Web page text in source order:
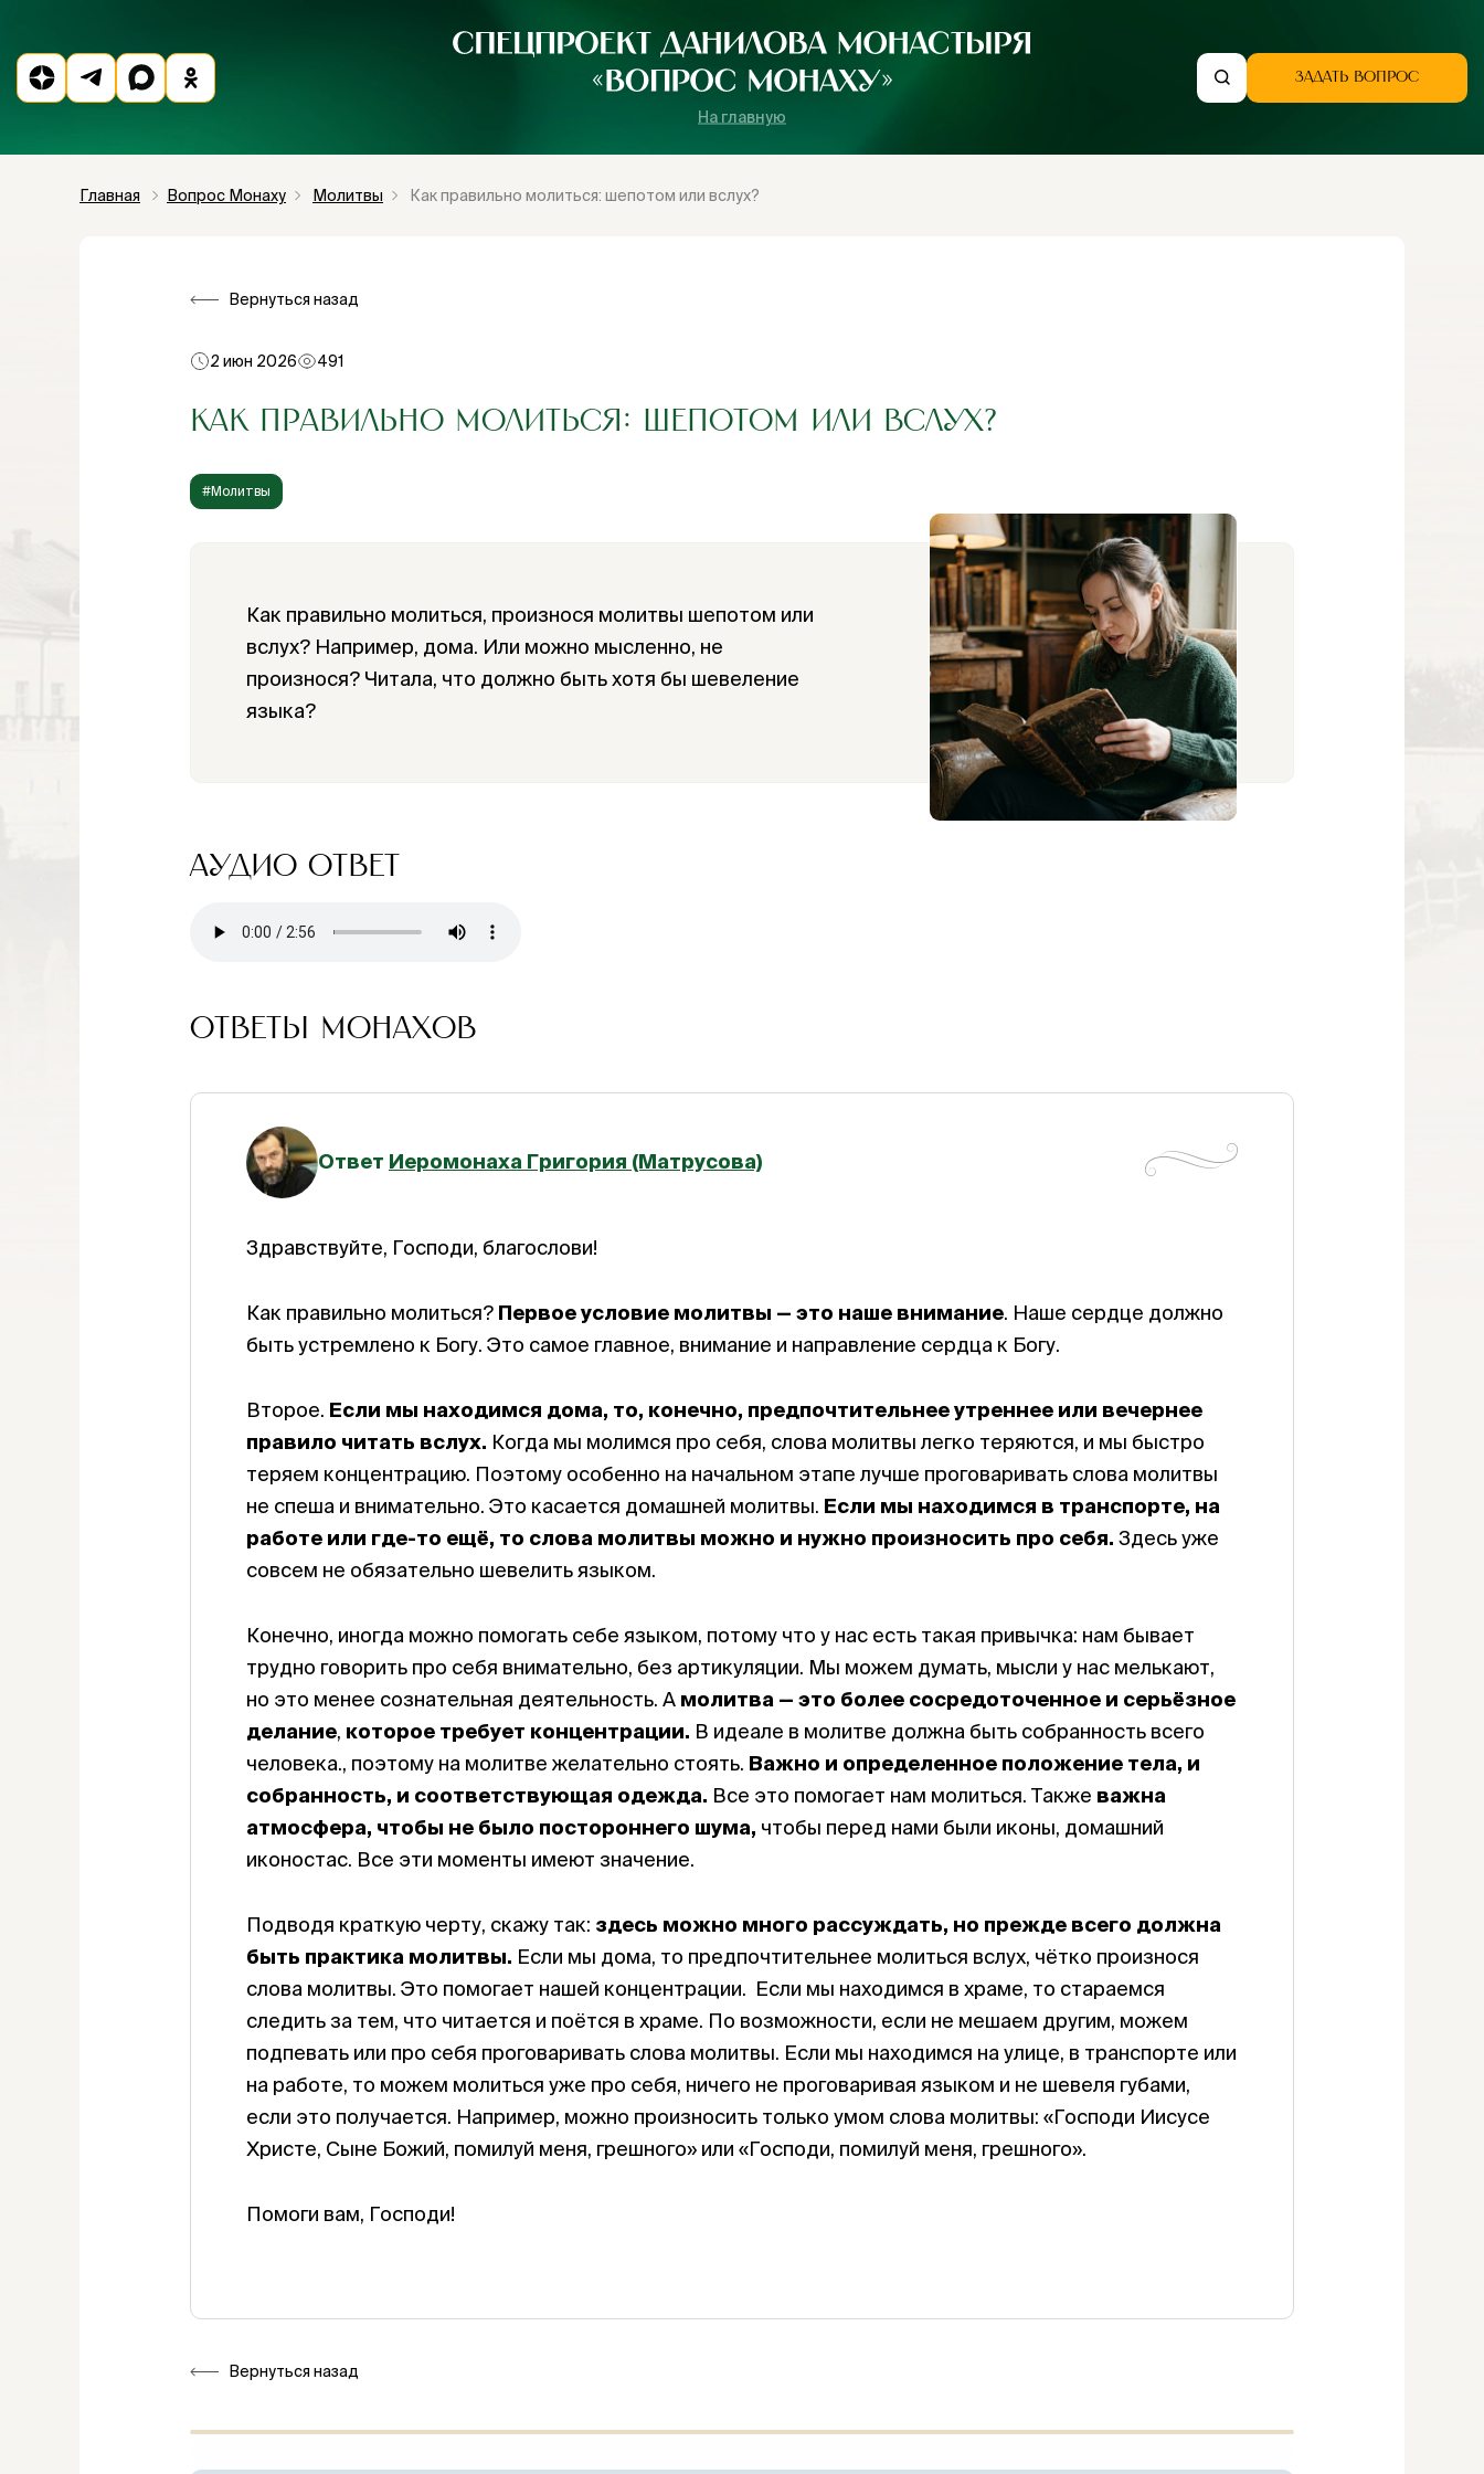
На главную
ЗАДАТЬ ВОПРОС
Главная Вопрос Монаху Молитвы Как правильно молиться: шепотом или вслух?
Вернуться назад
2 июн 2026 491
КАК ПРАВИЛЬНО МОЛИТЬСЯ: ШЕПОТОМ ИЛИ ВСЛУХ?
#Молитвы
Как правильно молиться, произнося молитвы шепотом или
вслух? Например, дома. Или можно мысленно, не
произнося? Читала, что должно быть хотя бы шевеление
языка?
АУДИО ОТВЕТ
ОТВЕТЫ МОНАХОВ
Ответ Иеромонаха Григория (Матрусова)
Здравствуйте, Господи, благослови!
Как правильно молиться? Первое условие молитвы — это наше внимание. Наше сердце должно
быть устремлено к Богу. Это самое главное, внимание и направление сердца к Богу.
Второе. Если мы находимся дома, то, конечно, предпочтительнее утреннее или вечернее
правило читать вслух. Когда мы молимся про себя, слова молитвы легко теряются, и мы быстро
теряем концентрацию. Поэтому особенно на начальном этапе лучше проговаривать слова молитвы
не спеша и внимательно. Это касается домашней молитвы. Если мы находимся в транспорте, на
работе или где-то ещё, то слова молитвы можно и нужно произносить про себя. Здесь уже
совсем не обязательно шевелить языком.
Конечно, иногда можно помогать себе языком, потому что у нас есть такая привычка: нам бывает
трудно говорить про себя внимательно, без артикуляции. Мы можем думать, мысли у нас мелькают,
но это менее сознательная деятельность. А молитва — это более сосредоточенное и серьёзное
делание, которое требует концентрации. В идеале в молитве должна быть собранность всего
человека., поэтому на молитве желательно стоять. Важно и определенное положение тела, и
собранность, и соответствующая одежда. Все это помогает нам молиться. Также важна
атмосфера, чтобы не было постороннего шума, чтобы перед нами были иконы, домашний
иконостас. Все эти моменты имеют значение.
Подводя краткую черту, скажу так: здесь можно много рассуждать, но прежде всего должна
быть практика молитвы. Если мы дома, то предпочтительнее молиться вслух, чётко произнося
слова молитвы. Это помогает нашей концентрации. Если мы находимся в храме, то стараемся
следить за тем, что читается и поётся в храме. По возможности, если не мешаем другим, можем
подпевать или про себя проговаривать слова молитвы. Если мы находимся на улице, в транспорте или
на работе, то можем молиться уже про себя, ничего не проговаривая языком и не шевеля губами,
если это получается. Например, можно произносить только умом слова молитвы: «Господи Иисусе
Христе, Сыне Божий, помилуй меня, грешного» или «Господи, помилуй меня, грешного».
Помоги вам, Господи!
Вернуться назад